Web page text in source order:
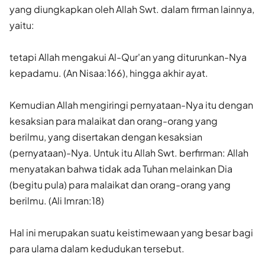
yang diungkapkan oleh Allah Swt. dalam firman lainnya,
yaitu:
tetapi Allah mengakui Al-Qur'an yang diturunkan-Nya
kepadamu. (An Nisaa:166), hingga akhir ayat.
Kemudian Allah mengiringi pernyataan-Nya itu dengan
kesaksian para malaikat dan orang-orang yang
berilmu, yang disertakan dengan kesaksian
(pernyataan)-Nya. Untuk itu Allah Swt. berfirman: Allah
menyatakan bahwa tidak ada Tuhan melainkan Dia
(begitu pula) para malaikat dan orang-orang yang
berilmu. (Ali Imran:18)
Hal ini merupakan suatu keistimewaan yang besar bagi
para ulama dalam kedudukan tersebut.